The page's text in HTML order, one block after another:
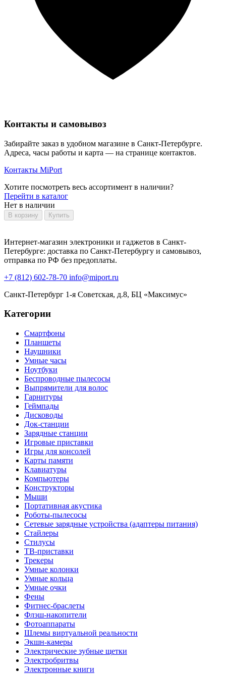
Контакты и самовывоз
Забирайте заказ в удобном магазине в Санкт-Петербурге.
Адреса, часы работы и карта — на странице контактов.
Контакты MiPort
Хотите посмотреть весь ассортимент в наличии?
Перейти в каталог
Нет в наличии
В корзину Купить
Интернет-магазин электроники и гаджетов в Санкт-
Петербурге: доставка по Санкт-Петербургу и самовывоз,
отправка по РФ без предоплаты.
+7 (812) 602-78-70 info@miport.ru
Санкт-Петербург 1-я Советская, д.8, БЦ «Максимус»
Категории
Смартфоны
Планшеты
Наушники
Умные часы
Ноутбуки
Беспроводные пылесосы
Выпрямители для волос
Гарнитуры
Геймпады
Дисководы
Док-станции
Зарядные станции
Игровые приставки
Игры для консолей
Карты памяти
Клавиатуры
Компьютеры
Конструкторы
Мыши
Портативная акустика
Роботы-пылесосы
Сетевые зарядные устройства (адаптеры питания)
Стайлеры
Стилусы
ТВ-приставки
Трекеры
Умные колонки
Умные кольца
Умные очки
Фены
Фитнес-браслеты
Флэш-накопители
Фотоаппараты
Шлемы виртуальной реальности
Экшн-камеры
Электрические зубные щетки
Электробритвы
Электронные книги